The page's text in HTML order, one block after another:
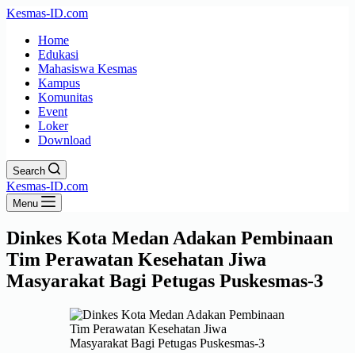
Kesmas-ID.com
Home
Edukasi
Mahasiswa Kesmas
Kampus
Komunitas
Event
Loker
Download
Search
Kesmas-ID.com
Menu
Dinkes Kota Medan Adakan Pembinaan
Tim Perawatan Kesehatan Jiwa
Masyarakat Bagi Petugas Puskesmas-3